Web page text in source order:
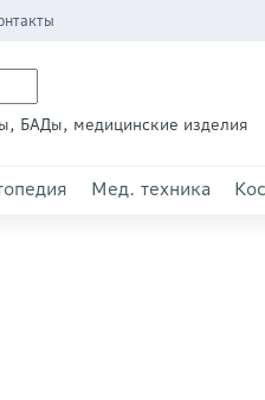
БАДы, медицинские изделия
Мед. техника